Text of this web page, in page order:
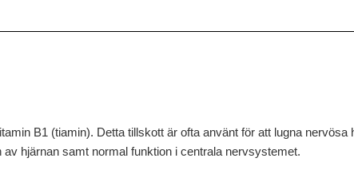
B1 (tiamin). Detta tillskott är ofta använt för att lugna nervösa
hjärnan samt normal funktion i centrala nervsystemet.